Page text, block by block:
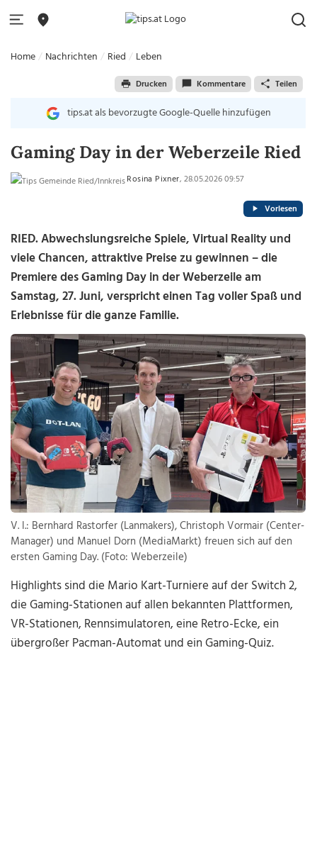
Home Nachrichten Ried Leben
Drucken Kommentare Teilen
tips.at als bevorzugte Google-Quelle hinzufügen
Gaming Day in der Weberzeile Ried
Rosina Pixner, 28.05.2026 09:57
Vorlesen
RIED. Abwechslungsreiche Spiele, Virtual Reality und
viele Chancen, attraktive Preise zu gewinnen – die
Premiere des Gaming Day in der Weberzeile am
Samstag, 27. Juni, verspricht einen Tag voller Spaß und
Erlebnisse für die ganze Familie.
V. l.: Bernhard Rastorfer (Lanmakers), Christoph Vormair (Center-
Manager) und Manuel Dorn (MediaMarkt) freuen sich auf den
ersten Gaming Day. (Foto: Weberzeile)
Highlights sind die Mario Kart-Turniere auf der Switch 2,
die Gaming-Stationen auf allen bekannten Plattformen,
VR-Stationen, Rennsimulatoren, eine Retro-Ecke, ein
übergroßer Pacman-Automat und ein Gaming-Quiz.